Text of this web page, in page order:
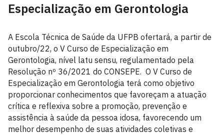
Especialização em Gerontologia
A Escola Técnica de Saúde da UFPB ofertará, a partir de
outubro/22, o V Curso de Especialização em
Gerontologia, nível latu sensu, regulamentado pela
Resolução nº 36/2021 do CONSEPE. O V Curso de
Especialização em Gerontologia terá como objetivo
proporcionar conhecimentos que favoreçam a atuação
crítica e reflexiva sobre a promoção, prevenção e
assistência à saúde da pessoa idosa, favorecendo um
melhor desempenho de suas atividades coletivas e